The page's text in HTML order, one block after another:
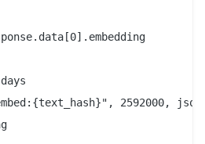
2592000,